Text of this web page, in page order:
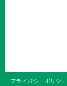
プライバシーポリシー